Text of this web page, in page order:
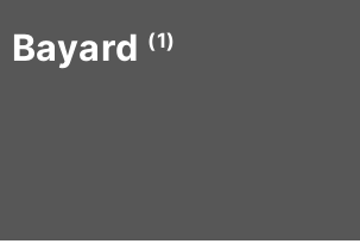
Bayard (1)